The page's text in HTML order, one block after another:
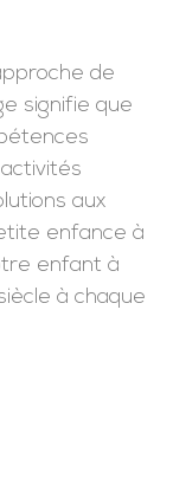
la
a dit que
également
de
signifie que